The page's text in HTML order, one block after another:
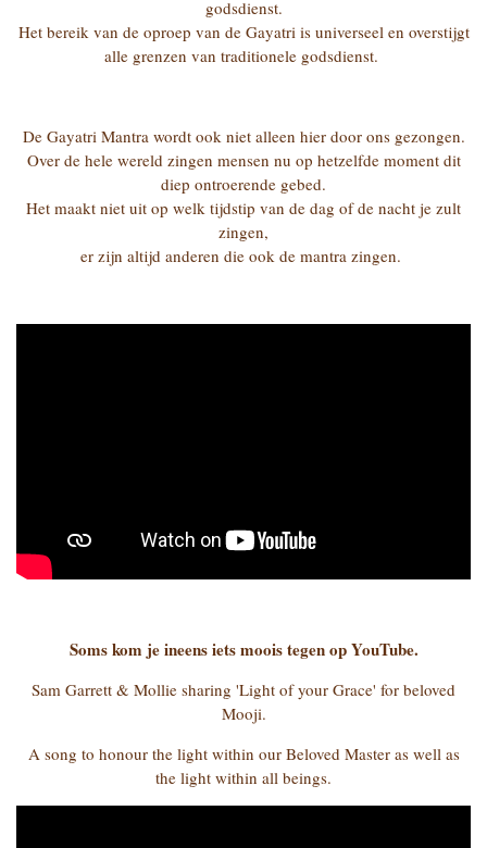
godsdienst.
Het bereik van de oproep van de Gayatri is universeel en overstijgt
alle grenzen van traditionele godsdienst.
De Gayatri Mantra wordt ook niet alleen hier door ons gezongen.
Over de hele wereld zingen mensen nu op hetzelfde moment dit
diep ontroerende gebed.
Het maakt niet uit op welk tijdstip van de dag of de nacht je zult
zingen,
er zijn altijd anderen die ook de mantra zingen.
Soms kom je ineens iets moois tegen op YouTube.
Sam Garrett & Mollie sharing 'Light of your Grace' for beloved
Mooji.
A song to honour the light within our Beloved Master as well as
the light within all beings.